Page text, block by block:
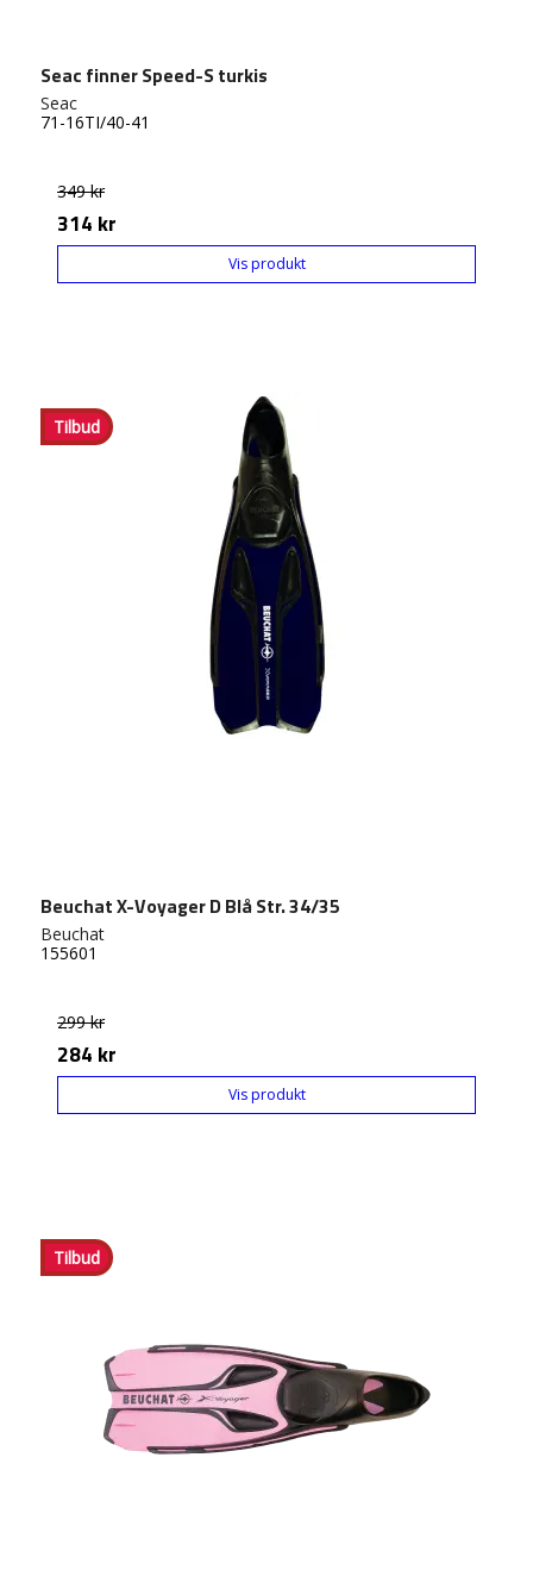
Seac finner Speed-S turkis
Seac
71-16TI/40-41
349 kr
314 kr
Vis produkt
Tilbud
Beuchat X-Voyager D Blå Str. 34/35
Beuchat
155601
299 kr
284 kr
Vis produkt
Tilbud